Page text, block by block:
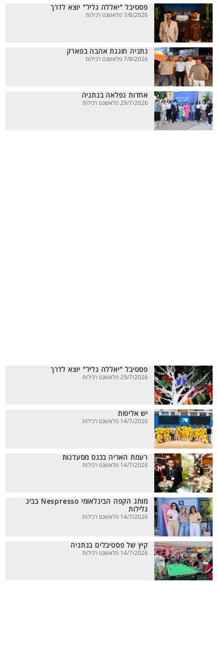
פסטיבל "יאללה גליל" יוצא לדרך
7/8/2026 פלאשנט רכילות
נתניה חוגגת אהבה בפארק
7/8/2026 פלאשנט רכילות
אחדות נפלאה בנתניה
29/7/2026 פלאשנט רכילות
פסטיבל "יאללה גליל" יוצא לדרך
29/7/2026 פלאשנט רכילות
יש אליפות
14/7/2026 פלאשנט רכילות
רעמת האריה בכנס מסעדנות
14/7/2026 פלאשנט רכילות
מותג הקפה הבינלאומי Nespresso בביג
גלילות
14/7/2026 פלאשנט רכילות
קיץ של פסטיבלים בנתניה
14/7/2026 פלאשנט רכילות